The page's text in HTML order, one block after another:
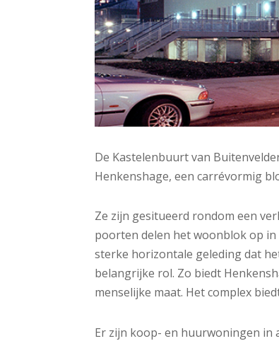
De Kastelenbuurt van
Henkenshage, een carrévormig
Ze zijn gesitueerd rondom een
poorten delen het woonblok op in
sterke horizontale geleding dat
belangrijke rol. Zo biedt
menselijke maat. Het complex
Er zijn koop- en huurwoningen in